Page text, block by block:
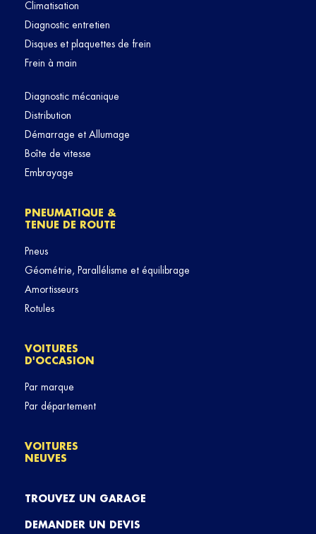
Climatisation
Diagnostic entretien
Disques et plaquettes de frein
Frein à main
Diagnostic mécanique
Distribution
Démarrage et Allumage
Boîte de vitesse
Embrayage
PNEUMATIQUE &
TENUE DE ROUTE
Pneus
Géométrie, Parallélisme et équilibrage
Amortisseurs
Rotules
VOITURES
D'OCCASION
Par marque
Par département
VOITURES
NEUVES
TROUVEZ UN GARAGE
DEMANDER UN DEVIS